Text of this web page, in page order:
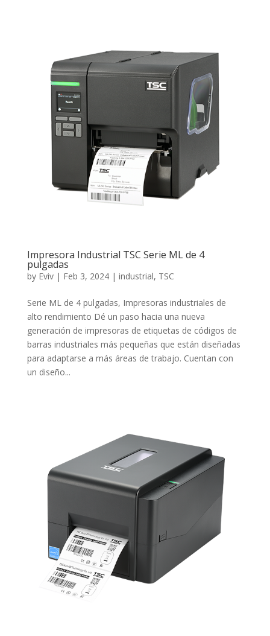
Impresora Industrial TSC Serie ML de 4
pulgadas
by Eviv| Feb 3, 2024| industrial, TSC
Serie ML de 4 pulgadas, Impresoras industriales de
alto rendimiento Dé un paso hacia una nueva
generación de impresoras de etiquetas de códigos de
barras industriales más pequeñas que están diseñadas
para adaptarse a más áreas de trabajo. Cuentan con
un diseño...